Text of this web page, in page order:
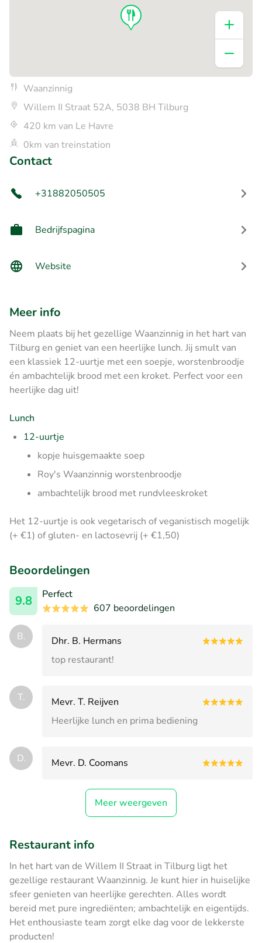
Waanzinnig
Willem II Straat 52A, 5038 BH Tilburg
420 km van Le Havre
0km van treinstation
Contact
+31882050505
Bedrijfspagina
Website
Meer info
Neem plaats bij het gezellige Waanzinnig in het hart van
Tilburg en geniet van een heerlijke lunch. Jij smult van
een klassiek 12-uurtje met een soepje, worstenbroodje
én ambachtelijk brood met een kroket. Perfect voor een
heerlijke dag uit!
Lunch
12-uurtje
kopje huisgemaakte soep
Roy's Waanzinnig worstenbroodje
ambachtelijk brood met rundvleeskroket
Het 12-uurtje is ook vegetarisch of veganistisch mogelijk
(+ €1) of gluten- en lactosevrij (+ €1,50)
Beoordelingen
9.8
Perfect
607 beoordelingen
B.
Dhr. B. Hermans
top restaurant!
T.
Mevr. T. Reijven
Heerlijke lunch en prima bediening
D. Mevr. D. Coomans
Meer weergeven
Restaurant info
In het hart van de Willem II Straat in Tilburg ligt het
gezellige restaurant Waanzinnig. Je kunt hier in huiselijke
sfeer genieten van heerlijke gerechten. Alles wordt
bereid met pure ingrediënten; ambachtelijk en eigentijds.
Het enthousiaste team zorgt elke dag voor de lekkerste
producten!